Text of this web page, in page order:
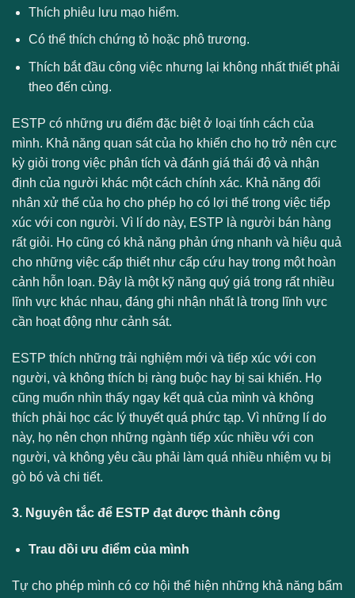
Thích phiêu lưu mạo hiểm.
Có thể thích chứng tỏ hoặc phô trương.
Thích bắt đầu công việc nhưng lại không nhất thiết phải
theo đến cùng.
ESTP có những ưu điểm đặc biệt ở loại tính cách của
mình. Khả năng quan sát của họ khiến cho họ trở nên cực
kỳ giỏi trong việc phân tích và đánh giá thái độ và nhận
định của người khác một cách chính xác. Khả năng đối
nhân xử thế của họ cho phép họ có lợi thế trong việc tiếp
xúc với con người. Vì lí do này, ESTP là người bán hàng
rất giỏi. Họ cũng có khả năng phản ứng nhanh và hiệu quả
cho những việc cấp thiết như cấp cứu hay trong một hoàn
cảnh hỗn loạn. Đây là một kỹ năng quý giá trong rất nhiều
lĩnh vực khác nhau, đáng ghi nhận nhất là trong lĩnh vực
cần hoạt động như cảnh sát.
ESTP thích những trải nghiệm mới và tiếp xúc với con
người, và không thích bị ràng buộc hay bị sai khiến. Họ
cũng muốn nhìn thấy ngay kết quả của mình và không
thích phải học các lý thuyết quá phức tạp. Vì những lí do
này, họ nên chọn những ngành tiếp xúc nhiều với con
người, và không yêu cầu phải làm quá nhiều nhiệm vụ bị
gò bó và chi tiết.
3. Nguyên tắc để ESTP đạt được thành công
Trau dồi ưu điểm của mình
Tự cho phép mình có cơ hội thể hiện những khả năng bẩm